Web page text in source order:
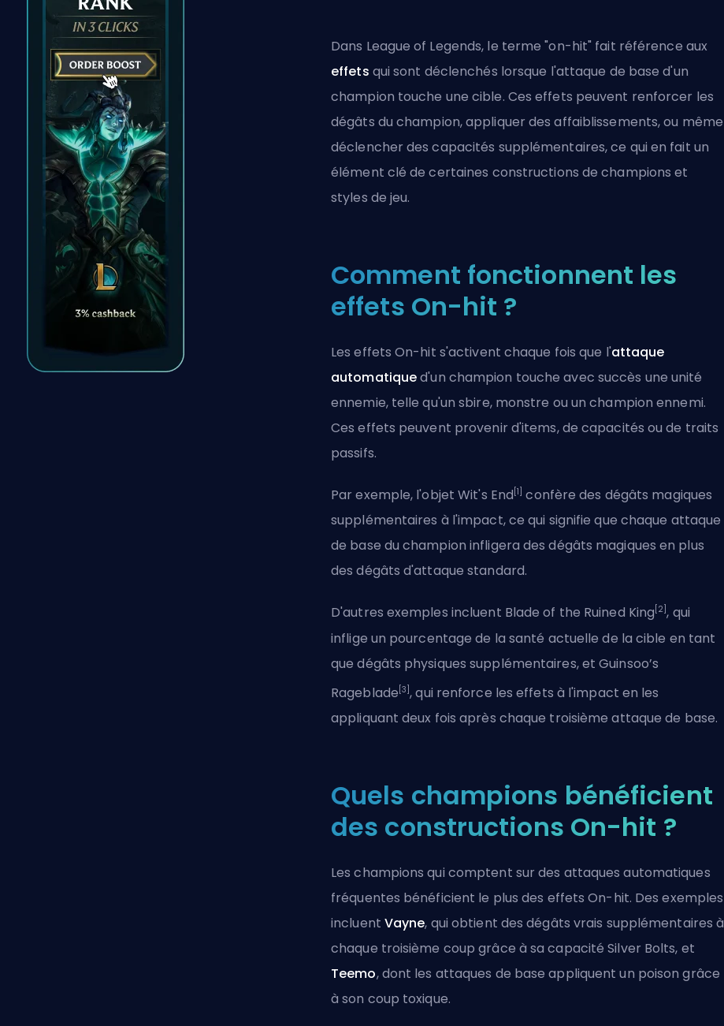
Dans League of Legends, le terme "on-hit" fait référence aux
effets qui sont déclenchés lorsque l'attaque de base d'un
champion touche une cible. Ces effets peuvent renforcer les
dégâts du champion, appliquer desaffaiblissements, ou même
déclencher des capacités supplémentaires, ce qui en fait un
élément clé de certaines constructions de champions et
styles de jeu.
Comment fonctionnent les
effets On-hit ?
Les effets On-hit s'activent chaque fois que l'attaque
automatiqued'un champion touche avec succès une unité
ennemie, telle qu'un sbire, monstre ou un champion ennemi.
Ces effets peuvent provenir d'items, de capacités ou de traits
passifs.
Par exemple, l'objet Wit's End [1] confère des dégâts magiques
supplémentaires à l'impact, ce qui signifie que chaque attaque
de base du champion infligera des dégâts magiques en plus
des dégâts d'attaque standard.
D'autres exemples incluent Blade of the Ruined King [2] , qui
inflige un pourcentage de la santé actuelle de la cible en tant
que dégâts physiques supplémentaires, et Guinsoo’s
Rageblade [3], qui renforce les effets à l'impact en les
appliquant deux fois après chaque troisième attaque de base.
Quels champions bénéficient
des constructions On-hit ?
Les champions qui comptent sur des attaques automatiques
fréquentes bénéficient le plus des effets On-hit. Des exemples
incluent Vayne, qui obtient des dégâts vrais supplémentaires à
chaque troisième coup grâce à sa capacité Silver Bolts, et
Teemo, dont les attaques de base appliquent un poison grâce
à son coup toxique.